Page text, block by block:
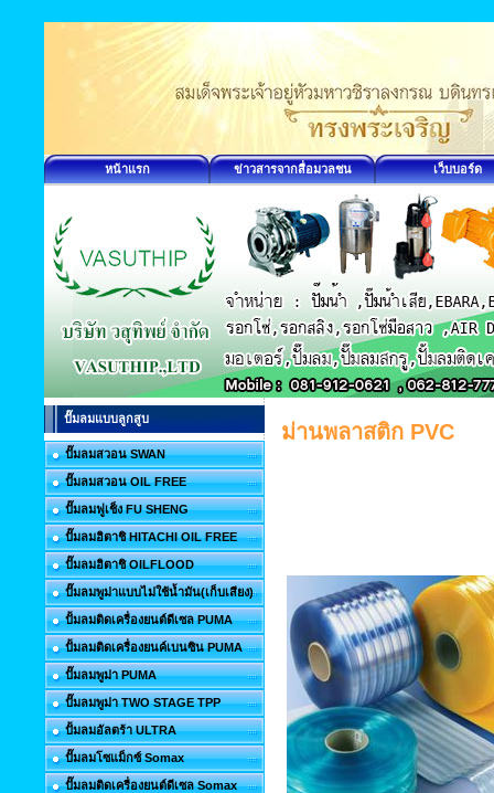
หน้าแรก ข่าวสารจากสื่อมวลชน เว็บบอร์ด
ปั๊มลมแบบลูกสูบ
ปั๊มลมสวอน SWAN
ปั๊มลมสวอน OIL FREE
ปั๊มลมฟูเช็ง FU SHENG
ปั๊มลมฮิตาชิ HITACHI OIL FREE
ปั๊มลมฮิตาชิ OILFLOOD
ปั๊มลมพูม่าแบบไม่ใช้น้ำมัน(เก็บเสียง)
ปั้มลมติดเครื่องยนต์ดีเซล PUMA
ปั้มลมติดเครื่องยนค์เบนซิน PUMA
ปั๊มลมพูม่า PUMA
ปั๊มลมพูม่า TWO STAGE TPP
ปั้มลมอัลตร้า ULTRA
ปั๊มลมโซแม็กซ์ Somax
ปั๊มลมติดเครื่องยนต์ดีเซล Somax
ม่านพลาสติก PVC